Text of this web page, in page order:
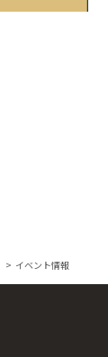
> イベント情報